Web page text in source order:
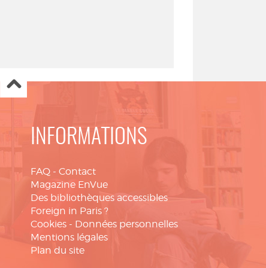
INFORMATIONS
FAQ - Contact
Magazine EnVue
Des bibliothèques accessibles
Foreign in Paris ?
Cookies - Données personnelles
Mentions légales
Plan du site